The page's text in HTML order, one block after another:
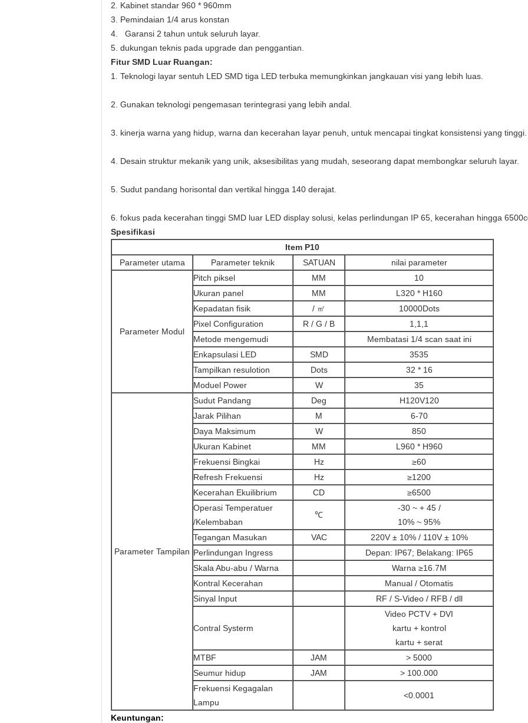
2. Kabinet standar 960 * 960mm
3. Pemindaian 1/4 arus konstan
4.
Garansi 2 tahun untuk seluruh layar.
5. dukungan teknis pada upgrade dan penggantian.
Fitur SMD Luar Ruangan:
1. Teknologi layar sentuh LED SMD tiga LED terbuka memungkinkan jangkauan visi yang lebih luas.
2. Gunakan teknologi pengemasan terintegrasi yang lebih andal.
3. kinerja warna yang hidup, warna dan kecerahan layar penuh, untuk mencapai tingkat konsistensi yang tinggi.
4. Desain struktur mekanik yang unik, aksesibilitas yang mudah, seseorang dapat membongkar seluruh layar.
5. Sudut pandang horisontal dan vertikal hingga 140 derajat.
6. fokus pada kecerahan tinggi SMD luar LED display solusi, kelas perlindungan IP 65, kecerahan hingga
Spesifikasi
Item P10
Parameter utama
Parameter teknik SATUAN nilai parameter
Parameter Modul
Pitch piksel MM
10
Ukuran panel
MM
L320 * H160
Kepadatan fisik
/ ㎡
10000Dots
Pixel Configuration
R / G / B
1,1,1
Metode mengemudi
Membatasi 1/4 scan saat ini
Enkapsulasi LED
SMD
3535
Tampilkan resulotion
Dots
32 * 16
Moduel Power
W 35
Parameter Tampilan
Sudut Pandang Deg
H120V120
Jarak Pilihan
M
6-70
Daya Maksimum
W
850
Ukuran Kabinet
MM
L960 * H960
Frekuensi Bingkai
Hz
≥60
Refresh Frekuensi
Hz
≥1200
Kecerahan Ekuilibrium
CD
≥6500
Operasi Temperatuer
/Kelembaban
℃
-30 ~ + 45 /
10% ~ 95%
Tegangan Masukan
VAC
220V ± 10% / 110V ± 10%
Perlindungan Ingress
Depan: IP67; Belakang: IP65
Skala Abu-abu / Warna
Warna ≥16.7M
Kontral Kecerahan
Manual / Otomatis
Sinyal Input
RF / S-Video / RFB / dll
Contral Systerm
Video PCTV + DVI
kartu + kontrol
kartu + serat
MTBF
JAM
> 5000
Seumur hidup
JAM
> 100.000
Frekuensi Kegagalan
Lampu
<0.0001
Keuntungan: